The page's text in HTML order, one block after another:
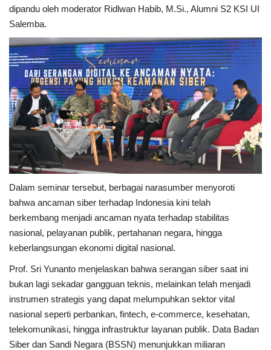
dipandu oleh moderator Ridlwan Habib, M.Si., Alumni S2 KSI UI
Salemba.
Dalam seminar tersebut, berbagai narasumber menyoroti
bahwa ancaman siber terhadap Indonesia kini telah
berkembang menjadi ancaman nyata terhadap stabilitas
nasional, pelayanan publik, pertahanan negara, hingga
keberlangsungan ekonomi digital nasional.
Prof. Sri Yunanto menjelaskan bahwa serangan siber saat ini
bukan lagi sekadar gangguan teknis, melainkan telah menjadi
instrumen strategis yang dapat melumpuhkan sektor vital
nasional seperti perbankan, fintech, e-commerce, kesehatan,
telekomunikasi, hingga infrastruktur layanan publik. Data Badan
Siber dan Sandi Negara (BSSN) menunjukkan miliaran